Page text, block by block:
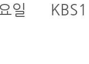
일
KBS1